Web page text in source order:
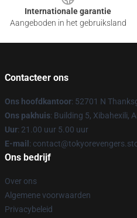
Internationale garantie
Aangeboden in het gebruiksland
Contacteer ons
Ons hoofdkantoor: 52701 N
Ons pakhuis: Building 5, Xibahexili,
Uur: 21.00 uur 5.00 uur
E-mail :
Ons bedrijf
Over ons
Algemene voorwaarden
Privacybeleid